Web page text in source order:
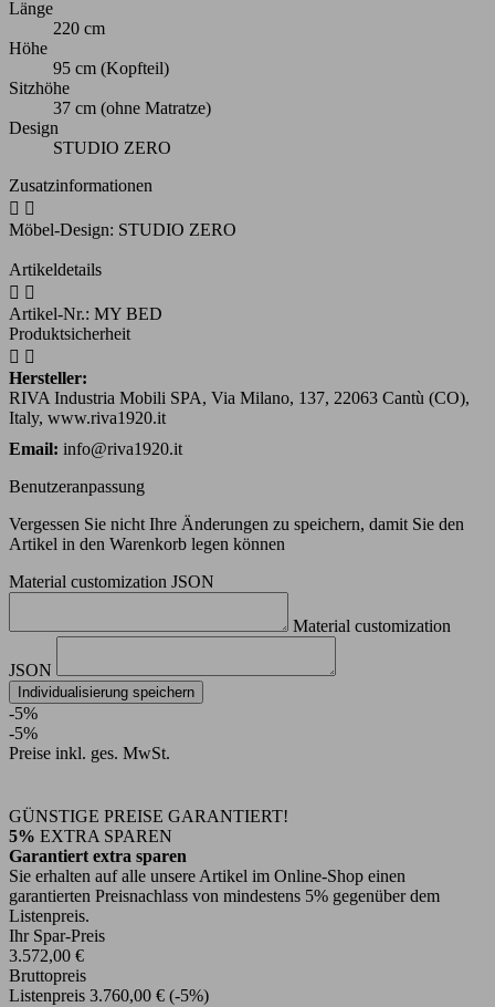
Länge
220 cm
Höhe
95 cm (Kopfteil)
Sitzhöhe
37 cm (ohne Matratze)
Design
STUDIO ZERO
Zusatzinformationen
 
Möbel-Design: STUDIO ZERO
Artikeldetails
 
Artikel-Nr.: MY BED
Produktsicherheit
 
Hersteller:
RIVA Industria Mobili SPA, Via Milano, 137, 22063 Cantù (CO),
Italy, www.riva1920.it
Email: info@riva1920.it
Benutzeranpassung
Vergessen Sie nicht Ihre Änderungen zu speichern, damit Sie den
Artikel in den Warenkorb legen können
Material customization JSON
Material customization
JSON
Individualisierung speichern
-5%
-5%
Preise inkl. ges. MwSt.
GÜNSTIGE PREISE GARANTIERT!
5% EXTRA SPAREN
Garantiert extra sparen
Sie erhalten auf alle unsere Artikel im Online-Shop einen
garantierten Preisnachlass von mindestens 5% gegenüber dem
Listenpreis.
Ihr Spar-Preis
3.572,00 €
Bruttopreis
Listenpreis 3.760,00 € (-5%)